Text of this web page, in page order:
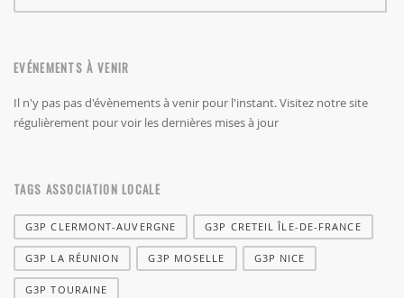
EVÉNEMENTS À VENIR
Il n'y pas pas d'évènements à venir pour l'instant. Visitez notre site
régulièrement pour voir les dernières mises à jour
TAGS ASSOCIATION LOCALE
G3P CLERMONT-AUVERGNE G3P CRETEIL ÎLE-DE-FRANCE
G3P LA RÉUNION G3P MOSELLE G3P NICE
G3P TOURAINE